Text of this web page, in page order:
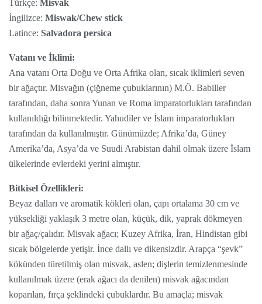
Türkçe: Misvak
İngilizce: Miswak/Chew stick
Latince: Salvadora persica
Vatanı ve İklimi:
Ana vatanı Orta Doğu ve Orta Afrika olan, sıcak iklimleri seven
bir ağaçtır. Misvağın (çiğneme çubuklarının) M.Ö. Babiller
tarafından, daha sonra Yunan ve Roma imparatorlukları tarafından
kullanıldığı bilinmektedir. Yahudiler ve İslam imparatorlukları
tarafından da kullanılmıştır. Günümüzde; Afrika’da, Güney
Amerika’da, Asya’da ve Suudi Arabistan dahil olmak üzere İslam
ülkelerinde evlerdeki yerini almıştır.
Bitkisel Özellikleri:
Beyaz dalları ve aromatik kökleri olan, çapı ortalama 30 cm ve
yüksekliği yaklaşık 3 metre olan, küçük, dik, yaprak dökmeyen
bir ağaç/çalıdır. Misvak ağacı; Kuzey Afrika, İran, Hindistan gibi
sıcak bölgelerde yetişir. İnce dallı ve dikensizdir. Arapça “şevk”
kökünden türetilmiş olan misvak, aslen; dişlerin temizlenmesinde
kullanılmak üzere (erak ağacı da denilen) misvak ağacından
koparılan, fırça şeklindeki çubuklardır. Bu amaçla; misvak